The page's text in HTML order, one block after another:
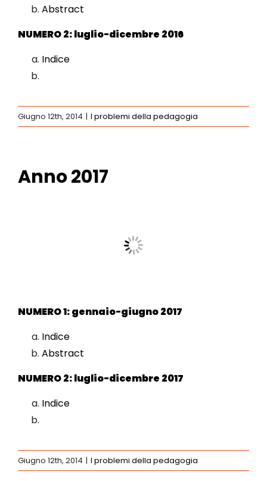
Abstract
NUMERO 2: luglio-dicembre 2016
Indice
Giugno 12th, 2014 | I problemi della pedagogia
Anno 2017
NUMERO 1: gennaio-giugno 2017
Indice
Abstract
NUMERO 2: luglio-dicembre 2017
Indice
Giugno 12th, 2014 | I problemi della pedagogia